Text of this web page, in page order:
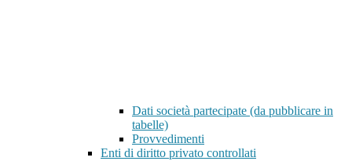
Dati società partecipate (da pubblicare in
tabelle)
Provvedimenti
Enti di diritto privato controllati